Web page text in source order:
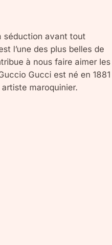
séduction avant tout
l’une des plus belles de
à nous faire aimer les
Gucci est né en 1881
artiste maroquinier.